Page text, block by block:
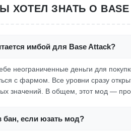
ХОТЕЛ ЗНАТЬ О BASE
имбой для Base Attack?
неограниченные деньги для
с фармом. Все уровни сразу
значений. В общем, этот мод —
бан, если юзать мод?